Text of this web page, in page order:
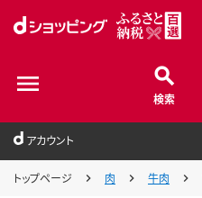
検索
アカウント
トップページ 肉 牛肉